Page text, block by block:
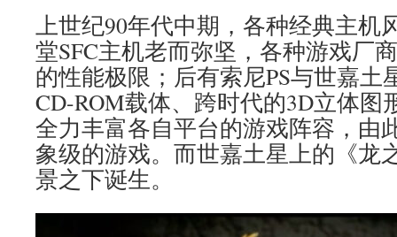
上世纪90年代中期，各种经典主机
堂SFC主机老而弥坚，各种游戏厂
的性能极限；后有索尼PS与世嘉土
CD-ROM载体、跨时代的3D立体图
全力丰富各自平台的游戏阵容，由
象级的游戏。而世嘉土星上的《龙
景之下诞生。